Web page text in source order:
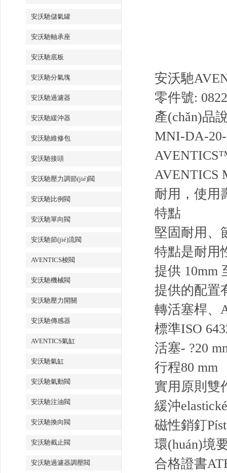
安沃馳儲氣罐
安沃馳軸承座
安沃馳底板
安沃馳分氣塊
安沃馳過濾器
安沃馳緩沖器
安沃馳維修包
安沃馳接頭
安沃馳壓力調節(jié)閥
安沃馳比例閥
安沃馳單向閥
安沃馳節(jié)流閥
AVENTICS梭閥
安沃馳機械閥
安沃馳壓力開關
安沃馳傳感器
AVENTICS氣缸
安沃馳氣缸
安沃馳氣動閥
安沃馳注油閥
安沃馳換向閥
安沃馳截止閥
安沃馳過濾器調壓閥
安沃馳
零件號:
產(chǎn)品
MNI-DA-20-
AVENTICS
耐用，使用
特點
堅固耐用、
特點是耐用
提供 10mm
提供的配置
轉活塞桿、
標準ISO
活塞- ?20
行程80 mm
實用原則 雙
緩沖
磁性銷釘
環(huán)境
合格證書